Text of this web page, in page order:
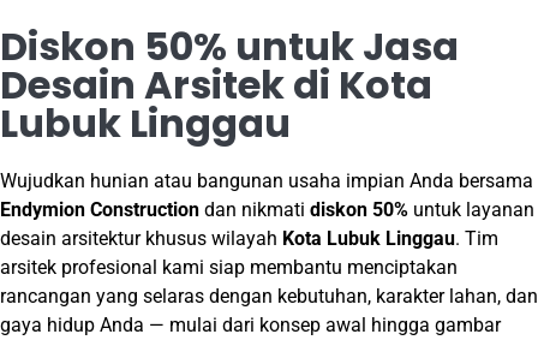
Diskon 50% untuk Jasa
Desain Arsitek di Kota
Lubuk Linggau
Wujudkan hunian atau bangunan usaha impian Anda bersama
Endymion Construction dan nikmati diskon 50% untuk layanan
desain arsitektur khusus wilayah Kota Lubuk Linggau. Tim
arsitek profesional kami siap membantu menciptakan
rancangan yang selaras dengan kebutuhan, karakter lahan, dan
gaya hidup Anda — mulai dari konsep awal hingga gambar